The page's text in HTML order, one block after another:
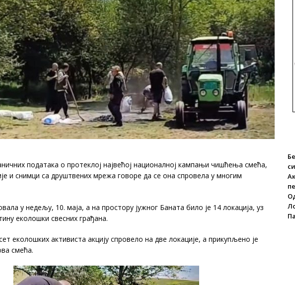
података о протеклој највећој националној кампањи чишћења смећа,
и снимци са друштвених мрежа говоре да се она спровела у многим
у недељу, 10. маја, а на простору јужног Баната било је 14 локација, уз
еколошки свесних грађана.
еколошких активиста акцију спровело на две локације, а прикупљено је
смећа.